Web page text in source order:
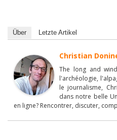
Über Letzte Artikel
Christian
The long and
l'archéologie,
le journalisme,
dans notre belle
en ligne? Rencontrer, discuter,